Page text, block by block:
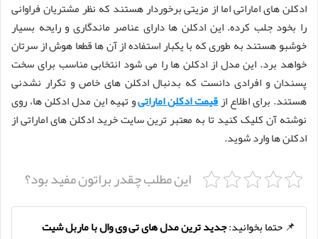
ادکلن های اماراتی اما از مزیتی برخوردار هستند که نظر مشتریان فراوانی
را بخود جلب کرده. این ادکلن ها دارای عناصر ماندگاری و رایحه بسیار
خوشبو هستند به طوری که با یکبار استفاده از آن ها قطعا هوش از سرتان
خواهد برد. این مدل از ادکلن ها را می شود انتخابی مناسب برای سخت
پسندان و افرادی دانست که بدنبال ادکلن های خاص و تکرار نشدنی
هستند. برای اطلاع ازقیمت ادکلن اماراتیو تهیه این مدل ادکلن ها، روی
نوشته آن کلیک کنید تا به معتبر ترین سایت خرید ادکلن های اماراتی از
ادکلن ها وارد شوید.
این مطلب چقدر براتون مفید بود؟
📌 حتما بخوانید:جدید ترین مدل های تی وی وال با ماربل شیت